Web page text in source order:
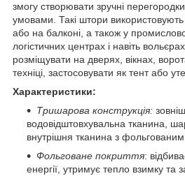
змогу створювати зручні
умовами. Такі штори
або на балконі, а також у
логістичних центрах і навіть
розміщувати на дверях, вікнах,
техніці, застосовувати як тент або
Характеристики:
Тришарова конструкція:
водовідштовхувальна тканина,
внутрішня тканина з
Фольговане покриття:
енергії, утримує тепло взимку та